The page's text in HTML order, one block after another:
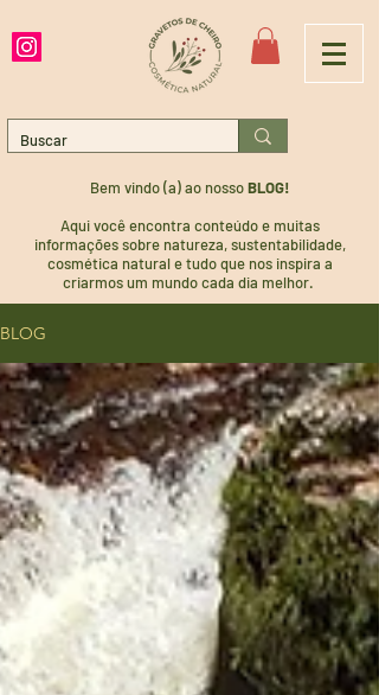
Bem vindo (a) ao nossoBLOG!
Aqui você encontra conteúdo e muitas
informações sobre natureza, sustentabilidade,
cosmética natural e tudo que nos inspira a
criarmos um mundo cada dia melhor.
BLOG